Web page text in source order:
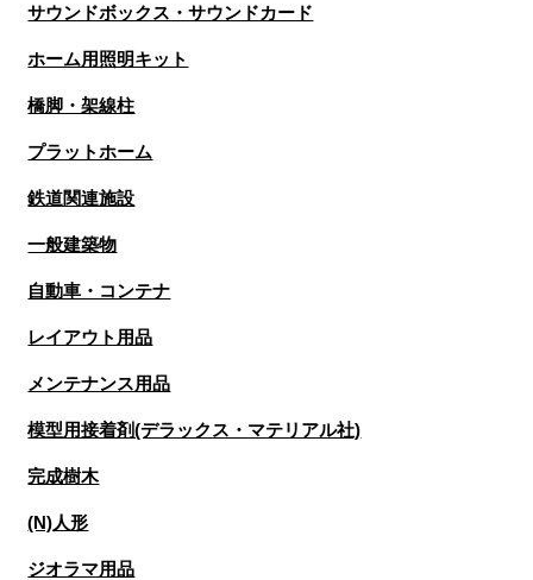
サウンドボックス・サウンドカード
ホーム用照明キット
橋脚・架線柱
プラットホーム
鉄道関連施設
一般建築物
自動車・コンテナ
レイアウト用品
メンテナンス用品
模型用接着剤(デラックス・マテリアル社)
完成樹木
(N)人形
ジオラマ用品